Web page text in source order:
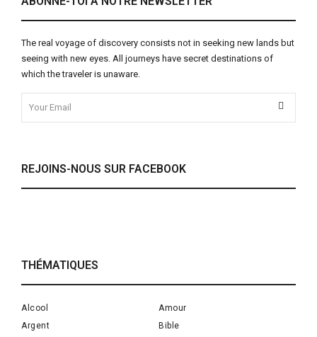
The real voyage of discovery consists not in seeking new lands but
seeing with new eyes. All journeys have secret destinations of
which the traveler is unaware.
REJOINS-NOUS SUR FACEBOOK
THÉMATIQUES
Alcool
Amour
Argent
Bible